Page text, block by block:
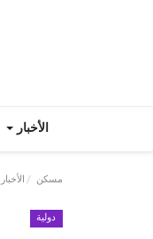
الأخبار
مسكن الأخبار
دولية